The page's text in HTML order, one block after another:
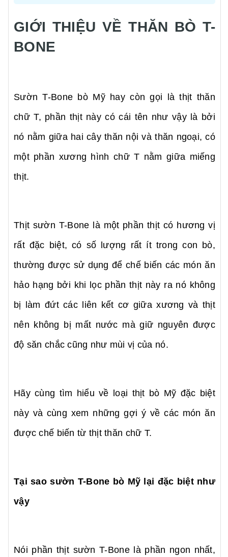
GIỚI THIỆU VỀ THĂN BÒ T-
BONE
Sườn T-Bone bò Mỹ hay còn gọi là thịt thăn
chữ T, phần thịt này có cái tên như vậy là bởi
nó nằm giữa hai cây thăn nội và thăn ngoại, có
một phần xương hình chữ T nằm giữa miếng
thịt.
Thịt sườn T-Bone là một phần thịt có hương vị
rất đặc biệt, có số lượng rất ít trong con bò,
thường được sử dụng để chế biến các món ăn
hảo hạng bởi khi lọc phần thịt này ra nó không
bị làm đứt các liên kết cơ giữa xương và thịt
nên không bị mất nước mà giữ nguyên được
độ săn chắc cũng như mùi vị của nó.
Hãy cùng tìm hiểu về loại thịt bò Mỹ đặc biệt
này và cùng xem những gợi ý về các món ăn
được chế biến từ thịt thăn chữ T.
Tại sao sườn T-Bone bò Mỹ lại đặc biệt như
vậy
Nói phần thịt sườn T-Bone là phần ngon nhất,